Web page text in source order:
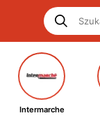
Intermarche